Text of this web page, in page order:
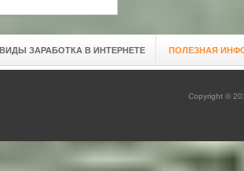
ВИДЫ ЗАРАБОТКА В ИНТЕРНЕТЕ ПОЛЕЗНАЯ
Copyright ©